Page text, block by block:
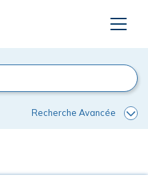
Recherche Avancée